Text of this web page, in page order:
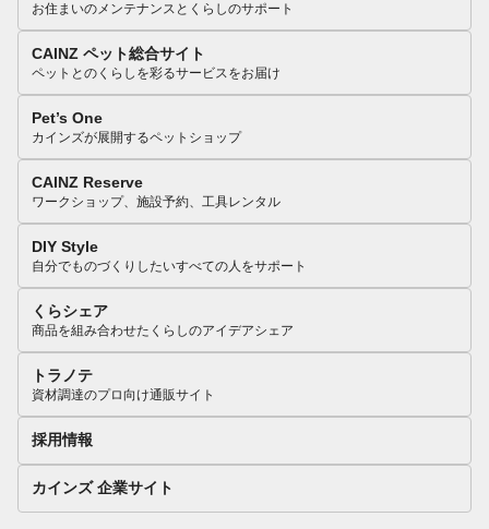
お住まいのメンテナンスとくらしのサポート
CAINZ ペット総合サイト
ペットとのくらしを彩るサービスをお届け
Pet’s One
カインズが展開するペットショップ
CAINZ Reserve
ワークショップ、施設予約、工具レンタル
DIY Style
自分でものづくりしたいすべての人をサポート
くらシェア
商品を組み合わせたくらしのアイデアシェア
トラノテ
資材調達のプロ向け通販サイト
採用情報
カインズ 企業サイト